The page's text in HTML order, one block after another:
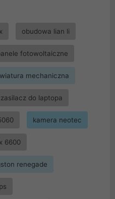
obudowa lian li
fotowoltaiczne
mechaniczna
zasilacz do laptopa
kamera neotec
6600
renegade